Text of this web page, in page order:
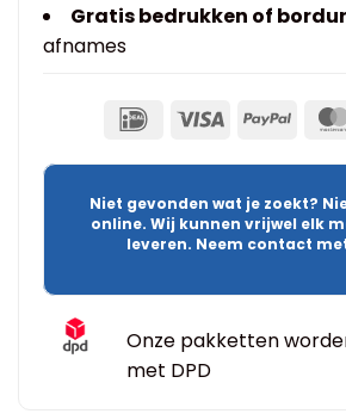
Gratis bedrukken of
afnames
Niet gevonden wat je zoekt?
online. Wij kunnen vrijwel elk
leveren. Neem contact
Onze pakketten
met DPD